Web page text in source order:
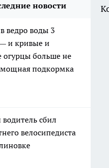
новости
ведро воды 3
и кривые и
огурцы больше не
мощная подкормка
сбил
велосипедиста